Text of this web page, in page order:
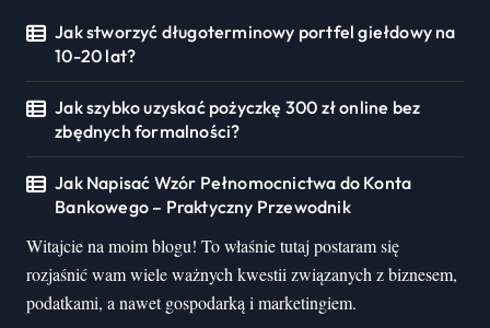
Jak stworzyć długoterminowy portfel giełdowy na
10-20 lat?
Jak szybko uzyskać pożyczkę 300 zł online bez
zbędnych formalności?
Jak Napisać Wzór Pełnomocnictwa do Konta
Bankowego – Praktyczny Przewodnik
Witajcie na moim blogu! To właśnie tutaj postaram się
rozjaśnić wam wiele ważnych kwestii związanych z biznesem,
podatkami, a nawet gospodarką i marketingiem.